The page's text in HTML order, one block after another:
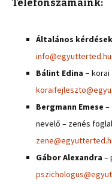
Telefonszámaink:
Általános
info@egyutterted.hu
Bálint Edina – korai
Bergmann Emese –
nevelő – zenés
Gábor Alexandra –